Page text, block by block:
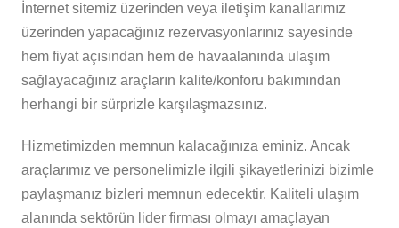
İnternet sitemiz üzerinden veya iletişim kanallarımız
üzerinden yapacağınız rezervasyonlarınız sayesinde
hem fiyat açısından hem de havaalanında ulaşım
sağlayacağınız araçların kalite/konforu bakımından
herhangi bir sürprizle karşılaşmazsınız.
Hizmetimizden memnun kalacağınıza eminiz. Ancak
araçlarımız ve personelimizle ilgili şikayetlerinizi bizimle
paylaşmanız bizleri memnun edecektir. Kaliteli ulaşım
alanında sektörün lider firması olmayı amaçlayan